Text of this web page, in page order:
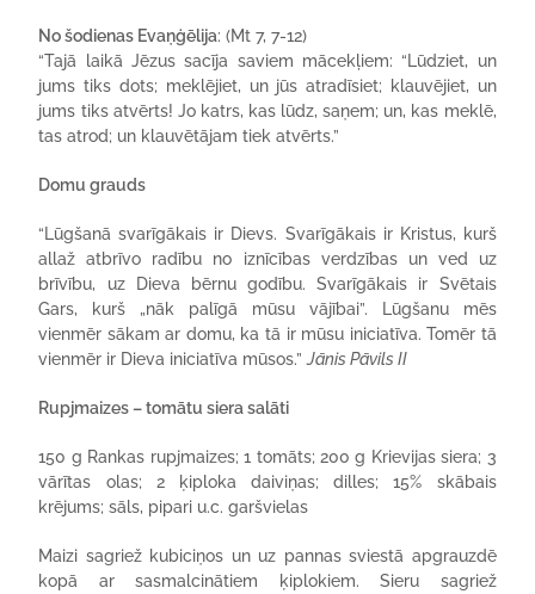
No šodienas Evaņģēlija: (Mt 7, 7-12)
“Tajā laikā Jēzus sacīja saviem mācekļiem: “Lūdziet, un
jums tiks dots; meklējiet, un jūs atradīsiet; klauvējiet, un
jums tiks atvērts! Jo katrs, kas lūdz, saņem; un, kas meklē,
tas atrod; un klauvētājam tiek atvērts.”
Domu grauds
“Lūgšanā svarīgākais ir Dievs. Svarīgākais ir Kristus, kurš
allaž atbrīvo radību no iznīcības verdzības un ved uz
brīvību, uz Dieva bērnu godību. Svarīgākais ir Svētais
Gars, kurš „nāk palīgā mūsu vājībai”. Lūgšanu mēs
vienmēr sākam ar domu, ka tā ir mūsu iniciatīva. Tomēr tā
vienmēr ir Dieva iniciatīva mūsos.”Jānis Pāvils II
Rupjmaizes – tomātu siera salāti
150 g Rankas rupjmaizes; 1 tomāts; 200 g Krievijas siera; 3
vārītas olas; 2 ķiploka daiviņas; dilles; 15% skābais
krējums; sāls, pipari u.c. garšvielas
Maizi sagriež kubiciņos un uz pannas sviestā apgrauzdē
kopā ar sasmalcinātiem ķiplokiem. Sieru sagriež